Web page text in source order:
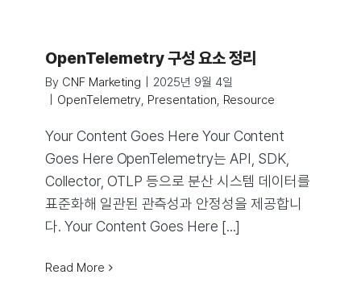
OpenTelemetry 구성 요소 정리
By CNF Marketing
2025년 9월 4일
OpenTelemetry, Presentation, Resource
Your Content Goes Here Your Content
Goes Here OpenTelemetry는 API, SDK,
Collector, OTLP 등으로 분산 시스템 데이터를
표준화해 일관된 관측성과 안정성을 제공합니
다. Your Content Goes Here [...]
Read More